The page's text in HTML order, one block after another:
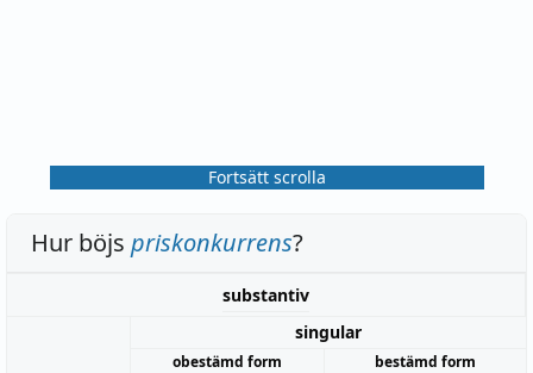
Fortsätt scrolla
Hur böjs priskonkurrens?
substantiv
singular
obestämd form
bestämd form